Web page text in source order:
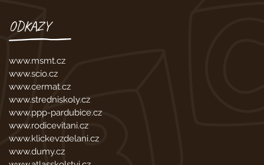
ODKAZY
www.msmt.cz
www.scio.cz
www.cermat.cz
www.stredniskoly.cz
www.ppp-pardubice.cz
www.rodicevitani.cz
www.klickevzdelani.cz
www.dumy.cz